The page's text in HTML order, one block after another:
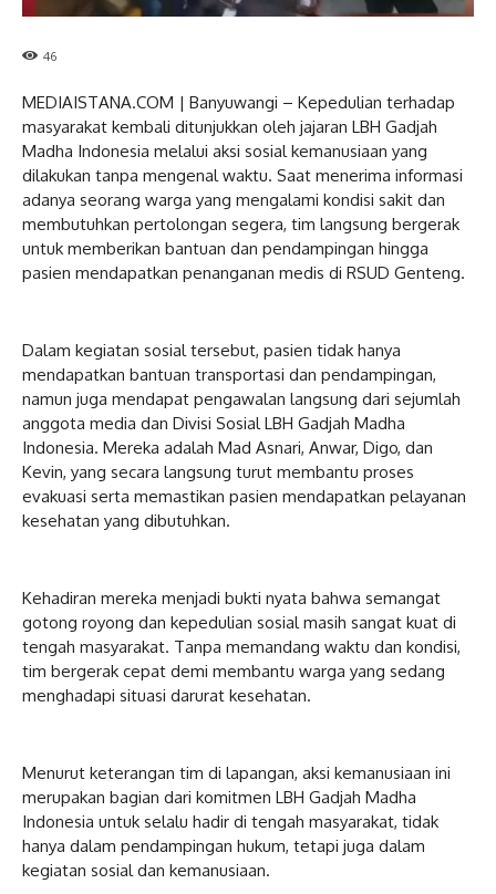
46
MEDIAISTANA.COM | Banyuwangi – Kepedulian terhadap
masyarakat kembali ditunjukkan oleh jajaran LBH Gadjah
Madha Indonesia melalui aksi sosial kemanusiaan yang
dilakukan tanpa mengenal waktu. Saat menerima informasi
adanya seorang warga yang mengalami kondisi sakit dan
membutuhkan pertolongan segera, tim langsung bergerak
untuk memberikan bantuan dan pendampingan hingga
pasien mendapatkan penanganan medis di RSUD Genteng.
Dalam kegiatan sosial tersebut, pasien tidak hanya
mendapatkan bantuan transportasi dan pendampingan,
namun juga mendapat pengawalan langsung dari sejumlah
anggota media dan Divisi Sosial LBH Gadjah Madha
Indonesia. Mereka adalah Mad Asnari, Anwar, Digo, dan
Kevin, yang secara langsung turut membantu proses
evakuasi serta memastikan pasien mendapatkan pelayanan
kesehatan yang dibutuhkan.
Kehadiran mereka menjadi bukti nyata bahwa semangat
gotong royong dan kepedulian sosial masih sangat kuat di
tengah masyarakat. Tanpa memandang waktu dan kondisi,
tim bergerak cepat demi membantu warga yang sedang
menghadapi situasi darurat kesehatan.
Menurut keterangan tim di lapangan, aksi kemanusiaan ini
merupakan bagian dari komitmen LBH Gadjah Madha
Indonesia untuk selalu hadir di tengah masyarakat, tidak
hanya dalam pendampingan hukum, tetapi juga dalam
kegiatan sosial dan kemanusiaan.